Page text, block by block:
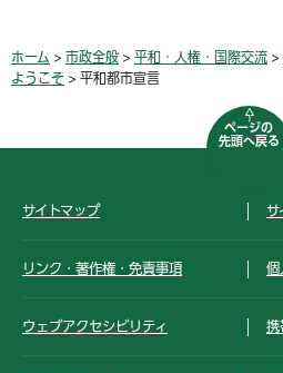
ホーム > 市政全般 > 平和・人権・国際交流 >
ようこそ > 平和都市宣言
ページの
先頭へ戻る
サイトマップ サ
リンク・著作権・免責事項 個
ウェブアクセシビリティ 携